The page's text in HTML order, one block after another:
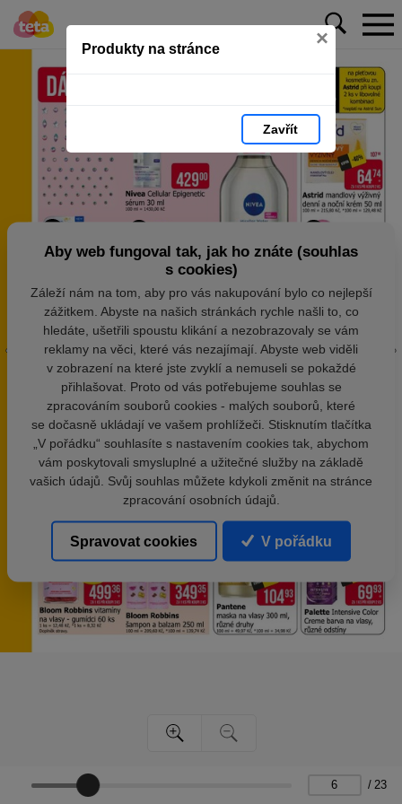
Produkty na stránce ×
Zavřít
/ 23
Aby web fungoval tak, jak ho znáte (souhlas
s cookies)
Záleží nám na tom, aby pro vás nakupování bylo co nejlepší
zážitkem. Abyste na našich stránkách rychle našli to, co
hledáte, ušetřili spoustu klikání a nezobrazovaly se vám
reklamy na věci, které vás nezajímají. Abyste web viděli
v zobrazení na které jste zvyklí a nemuseli se pokaždé
přihlašovat. Proto od vás potřebujeme souhlas se
zpracováním souborů cookies - malých souborů, které
se dočasně ukládají ve vašem prohlížeči. Stisknutím tlačítka
„V pořádku“ souhlasíte s nastavením cookies tak, abychom
vám poskytovali smysluplné a užitečné služby na základě
vašich údajů. Svůj souhlas můžete kdykoli změnit na stránce
zpracování osobních údajů.
Spravovat cookies V pořádku